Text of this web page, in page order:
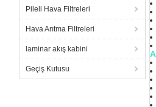
Pileli Hava Filtreleri
Hava Arıtma Filtreleri
laminar akış kabini
Geçiş Kutusu